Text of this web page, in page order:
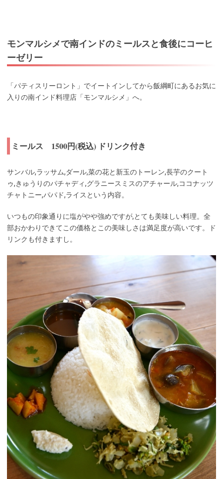
モンマルシメで南インドのミールスと食後にコーヒ
ーゼリー
「パティスリーロント」でイートインしてから飯綱町にあるお気に
入りの南インド料理店「モンマルシメ」へ。
ミールス 1500円(税込) ドリンク付き
サンバル,ラッサム,ダール,菜の花と新玉のトーレン,長芋のクート
ゥ,きゅうりのパチャディ,グラニースミスのアチャール,ココナッツ
チャトニー,パパド,ライスという内容。
いつもの印象通りに塩がやや強めですが,とても美味しい料理。全
部おかわりできてこの価格とこの美味しさは満足度が高いです。ド
リンクも付きますし。